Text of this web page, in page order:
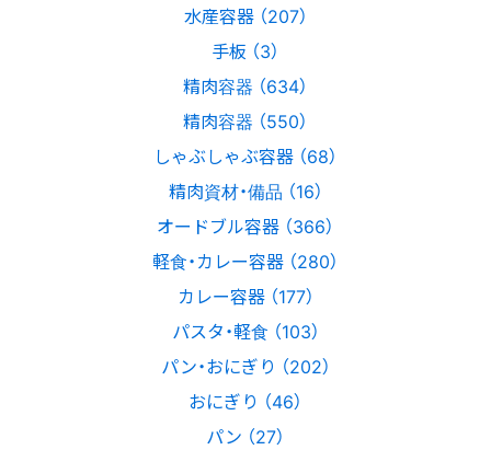
水産容器 （207）
手板 （3）
精肉容器 （634）
精肉容器 （550）
しゃぶしゃぶ容器 （68）
精肉資材・備品 （16）
オードブル容器 （366）
軽食・カレー容器 （280）
カレー容器 （177）
パスタ・軽食 （103）
パン・おにぎり （202）
おにぎり （46）
パン （27）